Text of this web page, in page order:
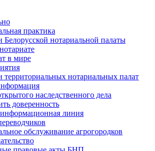
практика
Белорусской нотариальной палаты
в мире
территориальных нотариальных палат
наследственного дела
доверенность
линия
обслуживание агрогородков